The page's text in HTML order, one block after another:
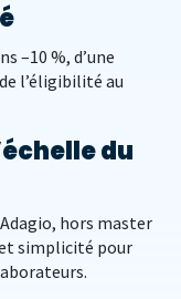
–10 %, d’une
l’éligibilité au
du
hors master
simplicité pour